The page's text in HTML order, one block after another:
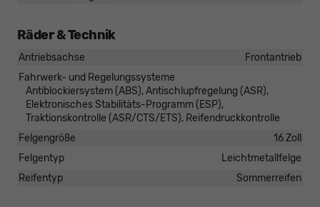
Räder & Technik
Antriebsachse
Frontantrieb
Fahrwerk- und Regelungssysteme
Antiblockiersystem (ABS), Antischlupfregelung (ASR),
Elektronisches Stabilitäts-Programm (ESP),
Traktionskontrolle (ASR/CTS/ETS), Reifendruckkontrolle
Felgengröße
16 Zoll
Felgentyp
Leichtmetallfelge
Reifentyp
Sommerreifen